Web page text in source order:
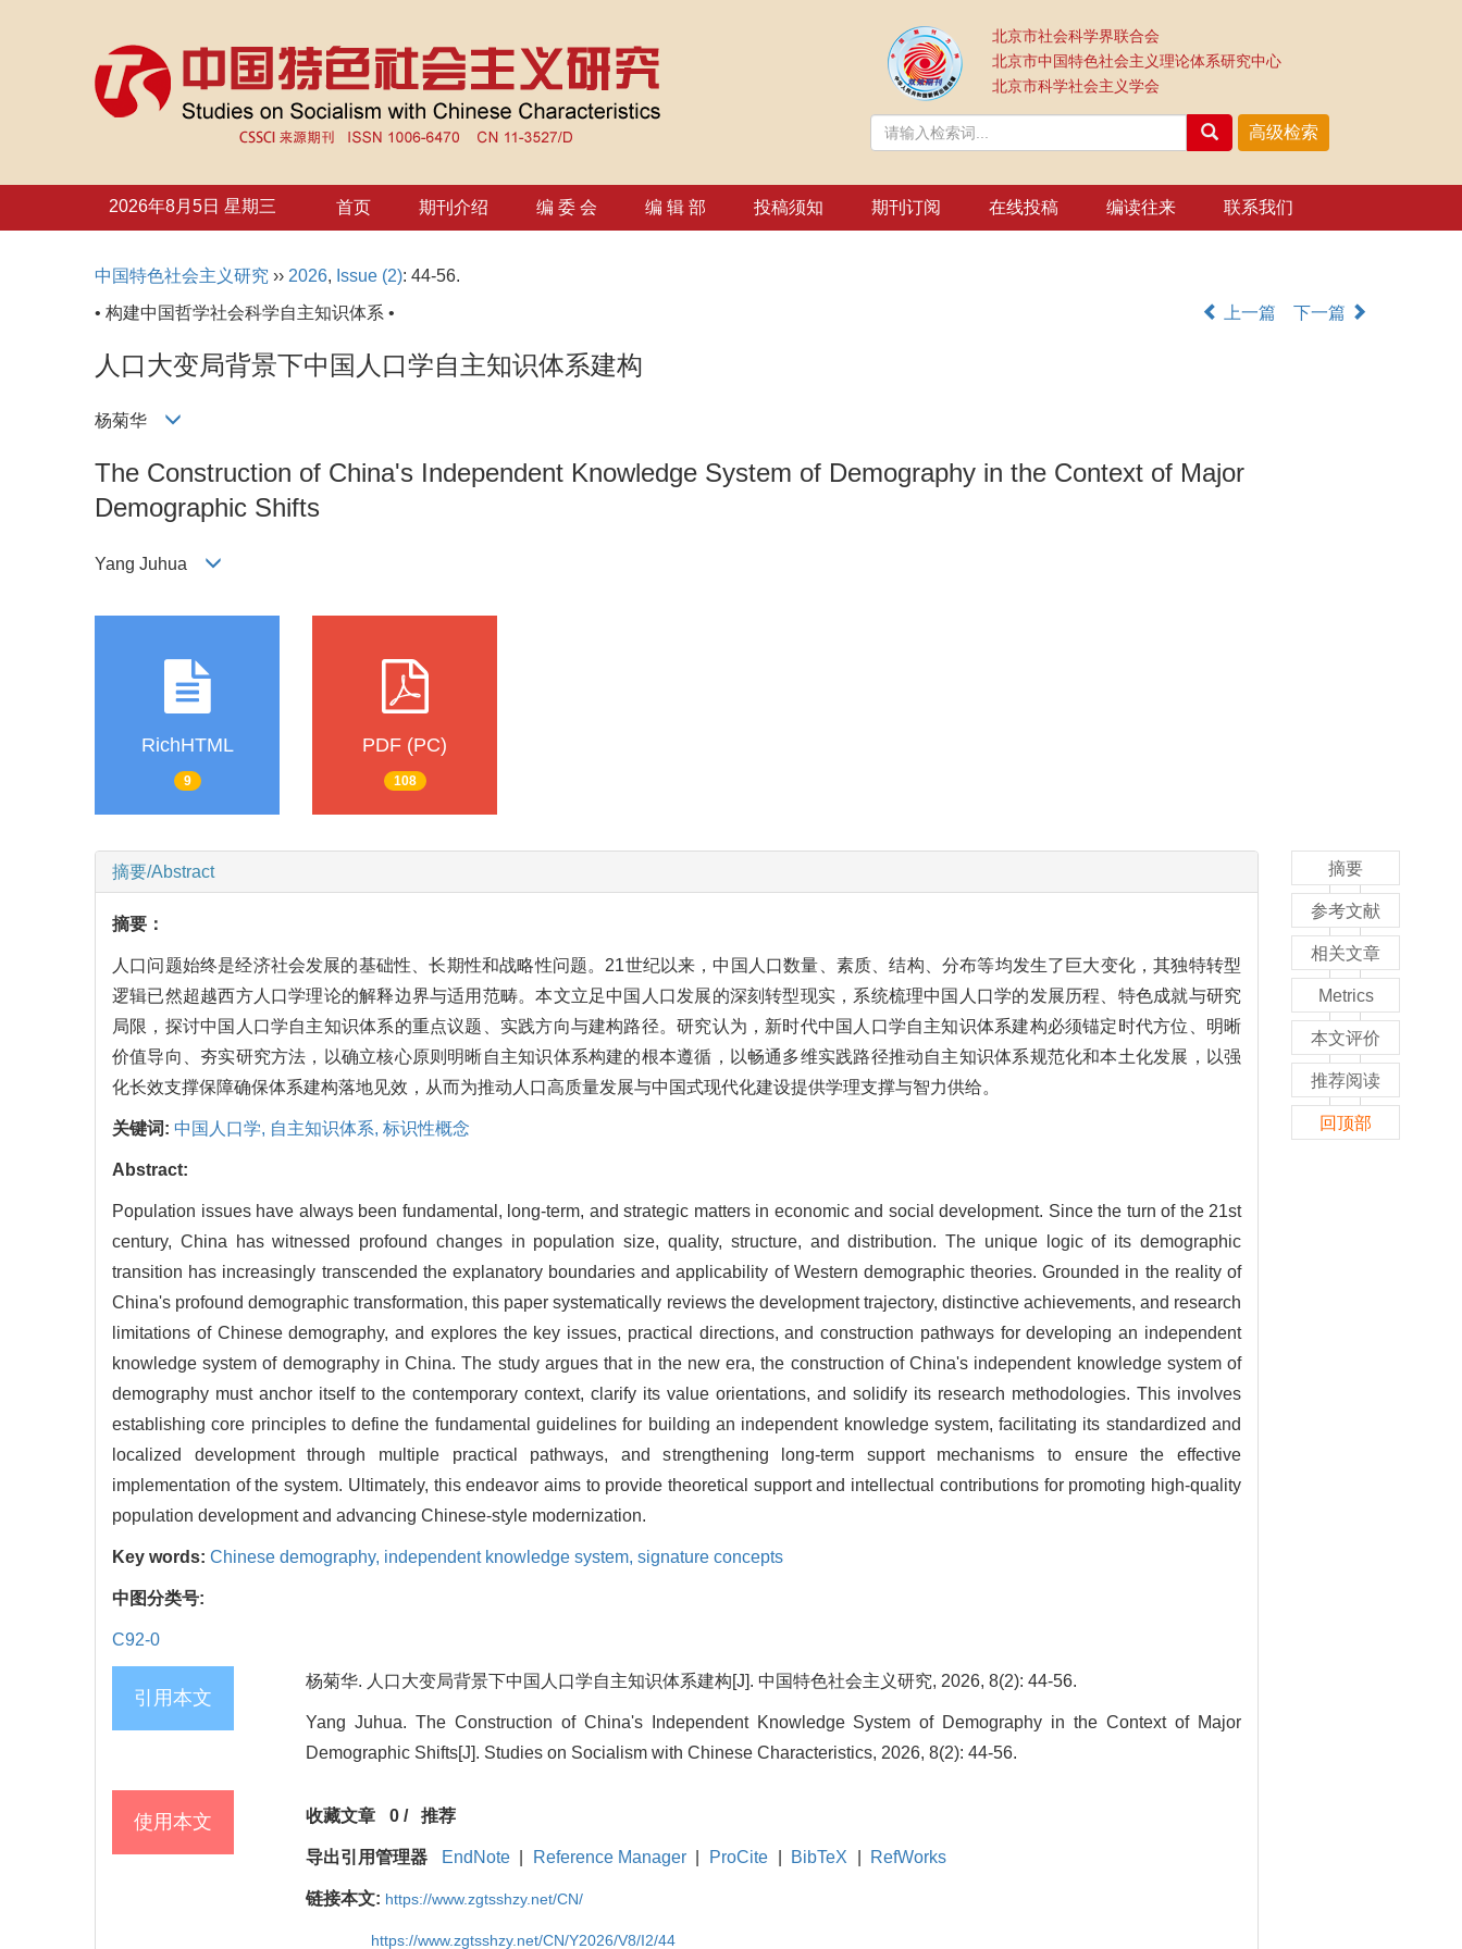
北京市社会科学界联合会
北京市中国特色社会主义理论体系研究中心
北京市科学社会主义学会
2026年8月5日 星期三 首页 期刊介绍 编 委 会 编 辑 部 投稿须知 期刊订阅 在线投稿 编读往来 联系我们
中国特色社会主义研究 ›› 2026, Issue (2): 44-56.
• 构建中国哲学社会科学自主知识体系 •
上一篇 下一篇
人口大变局背景下中国人口学自主知识体系建构
杨菊华
The Construction of China's Independent Knowledge System of Demography in the Context of Major
Demographic Shifts
Yang Juhua
RichHTML
9
PDF (PC)
108
摘要/Abstract
摘要：
人口问题始终是经济社会发展的基础性、长期性和战略性问题。21世纪以来，中国人口数量、素质、结构、分布等均发生了巨大变化，其独特转型
逻辑已然超越西方人口学理论的解释边界与适用范畴。本文立足中国人口发展的深刻转型现实，系统梳理中国人口学的发展历程、特色成就与研究
局限，探讨中国人口学自主知识体系的重点议题、实践方向与建构路径。研究认为，新时代中国人口学自主知识体系建构必须锚定时代方位、明晰
价值导向、夯实研究方法，以确立核心原则明晰自主知识体系构建的根本遵循，以畅通多维实践路径推动自主知识体系规范化和本土化发展，以强
化长效支撑保障确保体系建构落地见效，从而为推动人口高质量发展与中国式现代化建设提供学理支撑与智力供给。
关键词: 中国人口学, 自主知识体系, 标识性概念
Abstract:
Population issues have always been fundamental, long-term, and strategic matters in economic and social development. Since the turn of the 21st
century, China has witnessed profound changes in population size, quality, structure, and distribution. The unique logic of its demographic
transition has increasingly transcended the explanatory boundaries and applicability of Western demographic theories. Grounded in the reality of
China's profound demographic transformation, this paper systematically reviews the development trajectory, distinctive achievements, and research
limitations of Chinese demography, and explores the key issues, practical directions, and construction pathways for developing an independent
knowledge system of demography in China. The study argues that in the new era, the construction of China's independent knowledge system of
demography must anchor itself to the contemporary context, clarify its value orientations, and solidify its research methodologies. This involves
establishing core principles to define the fundamental guidelines for building an independent knowledge system, facilitating its standardized and
localized development through multiple practical pathways, and strengthening long-term support mechanisms to ensure the effective
implementation of the system. Ultimately, this endeavor aims to provide theoretical support and intellectual contributions for promoting high-quality
population development and advancing Chinese-style modernization.
Key words: Chinese demography, independent knowledge system, signature concepts
中图分类号:
C92-0
引用本文
杨菊华. 人口大变局背景下中国人口学自主知识体系建构[J]. 中国特色社会主义研究, 2026, 8(2): 44-56.
Yang Juhua. The Construction of China's Independent Knowledge System of Demography in the Context of Major
Demographic Shifts[J]. Studies on Socialism with Chinese Characteristics, 2026, 8(2): 44-56.
使用本文 收藏文章 0/ 推荐
导出引用管理器 EndNote Reference Manager ProCite BibTeX RefWorks
链接本文: https://www.zgtsshzy.net/CN/
https://www.zgtsshzy.net/CN/Y2026/V8/I2/44
摘要
参考文献
相关文章
Metrics
本文评价
推荐阅读
回顶部